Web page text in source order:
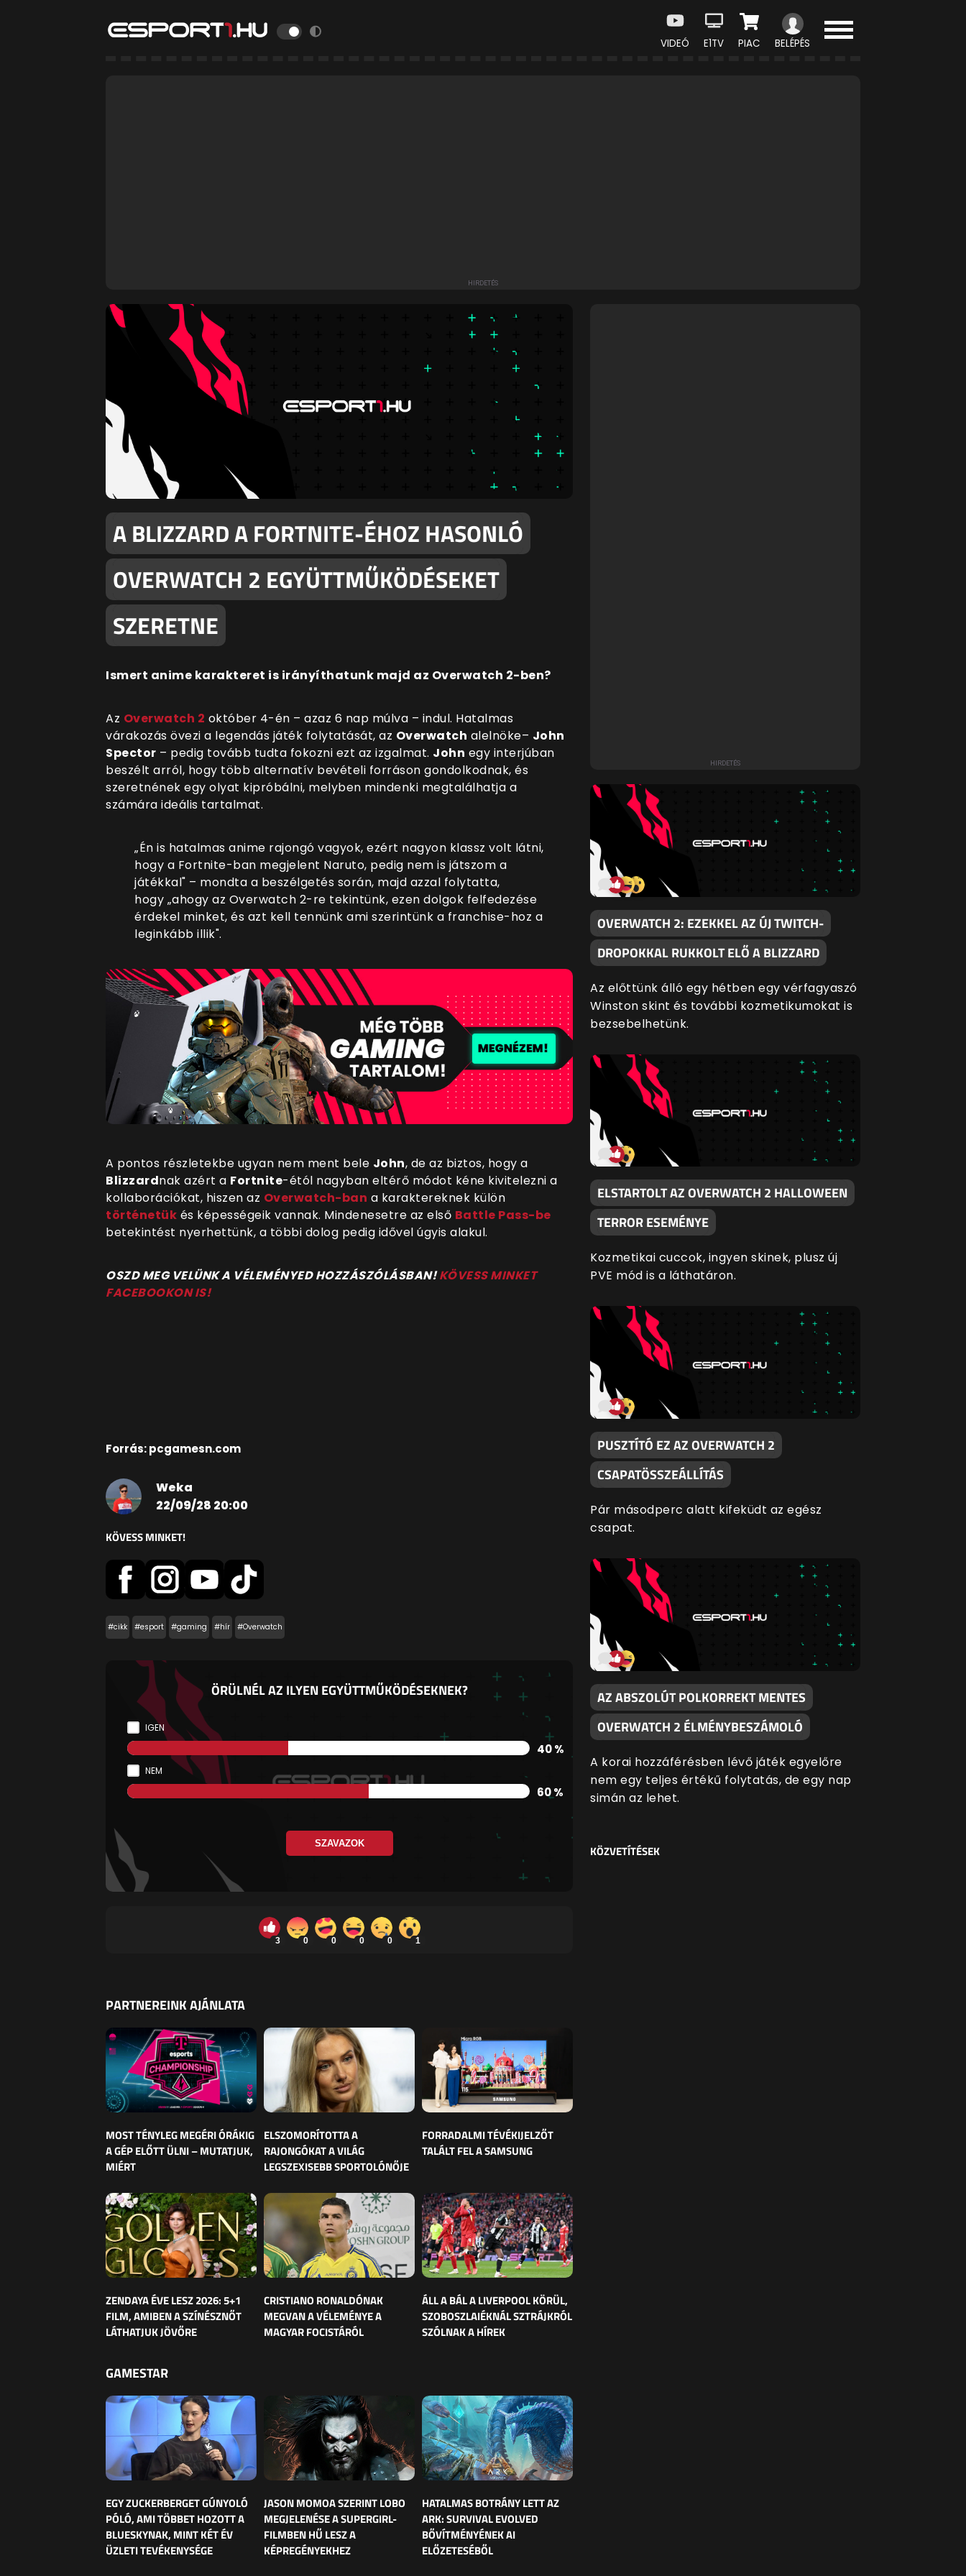
VIDEÓ E1TV PIAC BELÉPÉS
A BLIZZARD A FORTNITE-ÉHOZ HASONLÓ
OVERWATCH 2 EGYÜTTMŰKÖDÉSEKET
SZERETNE
Ismert anime karakteret is irányíthatunk majd az Overwatch 2-ben?
Az Overwatch 2 október 4-én – azaz 6 nap múlva – indul. Hatalmas
várakozás övezi a legendás játék folytatását, az Overwatch alelnöke– John
Spector – pedig tovább tudta fokozni ezt az izgalmat. John egy interjúban
beszélt arról, hogy több alternatív bevételi forráson gondolkodnak, és
szeretnének egy olyat kipróbálni, melyben mindenki megtalálhatja a
számára ideális tartalmat.
„Én is hatalmas anime rajongó vagyok, ezért nagyon klassz volt látni,
hogy a Fortnite-ban megjelent Naruto, pedig nem is játszom a
játékkal" – mondta a beszélgetés során, majd azzal folytatta,
hogy „ahogy az Overwatch 2-re tekintünk, ezen dolgok felfedezése
érdekel minket, és azt kell tennünk ami szerintünk a franchise-hoz a
leginkább illik".
A pontos részletekbe ugyan nem ment bele John, de az biztos, hogy a
Blizzardnak azért a Fortnite-étól nagyban eltérő módot kéne kivitelezni a
kollaborációkat, hiszen az Overwatch-ban a karaktereknek külön
történetük és képességeik vannak. Mindenesetre az első Battle Pass-be
betekintést nyerhettünk, a többi dolog pedig idővel úgyis alakul.
OSZD MEG VELÜNK A VÉLEMÉNYED HOZZÁSZÓLÁSBAN!KÖVESS MINKET
FACEBOOKON IS!
Forrás: pcgamesn.com
Weka
22/09/28 20:00
KÖVESS MINKET!
#cikk #esport #gaming #hír #Overwatch
ÖRÜLNÉL AZ ILYEN EGYÜTTMŰKÖDÉSEKNEK?
IGEN
40 %
NEM
60 %
SZAVAZOK
3 0 0 0 0 1
PARTNEREINK AJÁNLATA
MOST TÉNYLEG MEGÉRI ÓRÁKIG
A GÉP ELŐTT ÜLNI – MUTATJUK,
MIÉRT
ELSZOMORÍTOTTA A
RAJONGÓKAT A VILÁG
LEGSZEXISEBB SPORTOLÓNŐJE
FORRADALMI TÉVÉKIJELZŐT
TALÁLT FEL A SAMSUNG
ZENDAYA ÉVE LESZ 2026: 5+1
FILM, AMIBEN A SZÍNÉSZNŐT
LÁTHATJUK JÖVŐRE
CRISTIANO RONALDÓNAK
MEGVAN A VÉLEMÉNYE A
MAGYAR FOCISTÁRÓL
ÁLL A BÁL A LIVERPOOL KÖRÜL,
SZOBOSZLAIÉKNÁL SZTRÁJKRÓL
SZÓLNAK A HÍREK
GAMESTAR
EGY ZUCKERBERGET GÚNYOLÓ
PÓLÓ, AMI TÖBBET HOZOTT A
BLUESKYNAK, MINT KÉT ÉV
ÜZLETI TEVÉKENYSÉGE
JASON MOMOA SZERINT LOBO
MEGJELENÉSE A SUPERGIRL-
FILMBEN HŰ LESZ A
KÉPREGÉNYEKHEZ
HATALMAS BOTRÁNY LETT AZ
ARK: SURVIVAL EVOLVED
BŐVÍTMÉNYÉNEK AI
ELŐZETESÉBŐL
OVERWATCH 2: EZEKKEL AZ ÚJ TWITCH-
DROPOKKAL RUKKOLT ELŐ A BLIZZARD
Az előttünk álló egy hétben egy vérfagyaszó
Winston skint és további kozmetikumokat is
bezsebelhetünk.
ELSTARTOLT AZ OVERWATCH 2 HALLOWEEN
TERROR ESEMÉNYE
Kozmetikai cuccok, ingyen skinek, plusz új
PVE mód is a láthatáron.
PUSZTÍTÓ EZ AZ OVERWATCH 2
CSAPATÖSSZEÁLLÍTÁS
Pár másodperc alatt kifeküdt az egész
csapat.
AZ ABSZOLÚT POLKORREKT MENTES
OVERWATCH 2 ÉLMÉNYBESZÁMOLÓ
A korai hozzáférésben lévő játék egyelőre
nem egy teljes értékű folytatás, de egy nap
simán az lehet.
KÖZVETÍTÉSEK